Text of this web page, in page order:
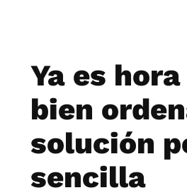
Ya es
bien
solución
sencilla